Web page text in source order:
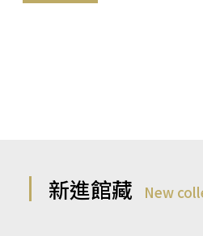
新進館藏 New